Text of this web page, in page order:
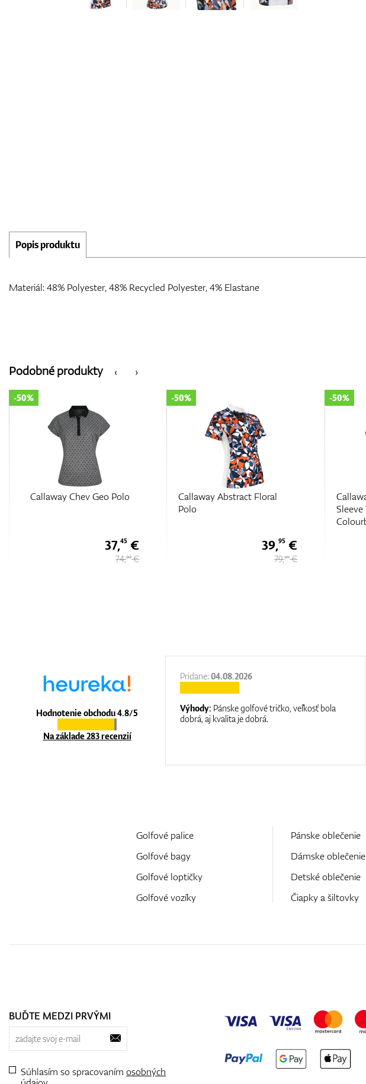
Popis produktu
Materiál: 48% Polyester, 48% Recycled Polyester, 4% Elastane
‹
Podobné produkty ›
Callaway Abstract Floral
Callaway Textured Short
Hodnotenie obchodu 4.8/5
Na základe 283 recenzií
It is a great shop where they help you
Pridane:04.08.2026
Výhody: Pánske golfové tričko, veľkosť bola
dobrá, aj kvalita je dobrá.
Golfové palice
Golfové bagy
Golfové loptičky
Golfové vozíky
Pánske oblečenie
Dámske oblečenie
Detské oblečenie
Čiapky a šiltovky
BUĎTE MEDZI PRVÝMI
Súhlasím so spracovaním osobných